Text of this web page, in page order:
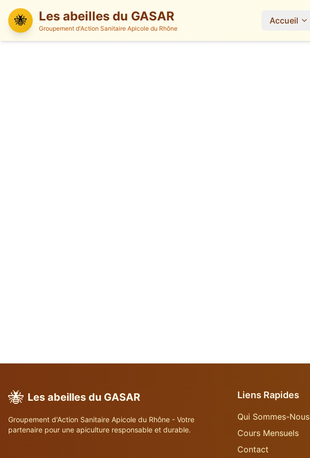
🐝 Les abeilles du GASAR
Groupement d'Action Sanitaire Apicole du Rhône
Accueil
🐝 Les abeilles du GASAR
Groupement d'Action Sanitaire Apicole du Rhône - Votre
partenaire pour une apiculture responsable et durable.
Liens Rapides
Qui Sommes-Nous
Cours Mensuels
Contact